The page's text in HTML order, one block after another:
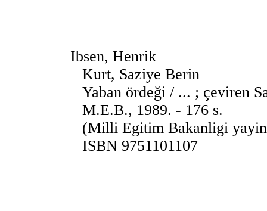
Ibsen, Henrik
Kurt, Saziye Berin
Yaban ördeği / ... ; çeviren
M.E.B., 1989. - 176 s.
(Milli Egitim Bakanligi
ISBN 9751101107